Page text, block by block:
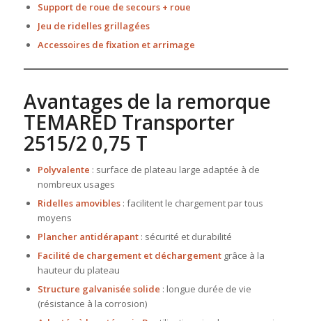
Support de roue de secours + roue
Jeu de ridelles grillagées
Accessoires de fixation et arrimage
Avantages de la remorque
TEMARED Transporter
2515/2 0,75 T
Polyvalente : surface de plateau large adaptée à de
nombreux usages
Ridelles amovibles: facilitent le chargement par tous
moyens
Plancher antidérapant: sécurité et durabilité
Facilité de chargement et déchargementgrâce à la
hauteur du plateau
Structure galvanisée solide : longue durée de vie
(résistance à la corrosion)